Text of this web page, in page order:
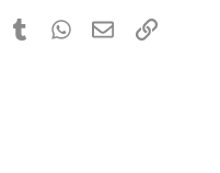
Tumblr WhatsApp
E-MailLink